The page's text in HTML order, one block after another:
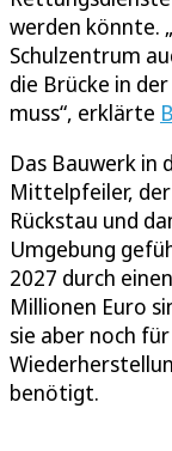
werden könnte.
Schulzentrum
die Brücke in
muss“, erklärte
Das Bauwerk in
Mittelpfeiler, der
Rückstau und
Umgebung
2027 durch
Millionen Euro
sie aber noch
benötigt.